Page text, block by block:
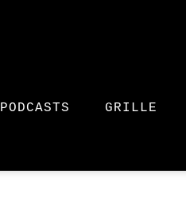
PODCASTS GRILLE